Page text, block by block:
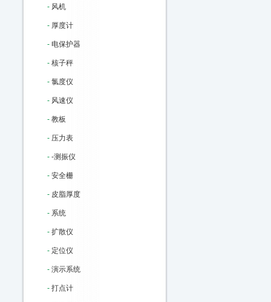
- 风机
- 厚度计
- 电保护器
- 核子秤
- 氯度仪
- 风速仪
- 教板
- 压力表
- -测振仪
- 安全栅
- 皮脂厚度
- 系统
- 扩散仪
- 定位仪
- 演示系统
- 打点计